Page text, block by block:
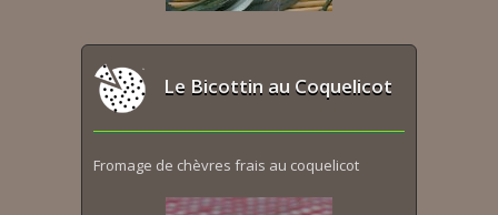
Le Bicottin au Coquelicot
Fromage de chèvres frais au coquelicot